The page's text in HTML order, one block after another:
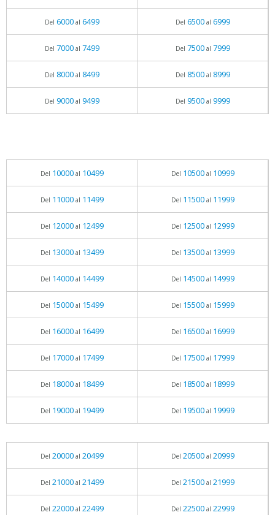
Del 6000al 6499 Del 6500al 6999
Del 7000al 7499 Del 7500al 7999
Del 8000al 8499 Del 8500al 8999
Del 9000al 9499 Del 9500al 9999
Del 10000al 10499 Del 10500al 10999
Del 11000al 11499 Del 11500al 11999
Del 12000al 12499 Del 12500al 12999
Del 13000al 13499 Del 13500al 13999
Del 14000al 14499 Del 14500al 14999
Del 15000al 15499 Del 15500al 15999
Del 16000al 16499 Del 16500al 16999
Del 17000al 17499 Del 17500al 17999
Del 18000al 18499 Del 18500al 18999
Del 19000al 19499 Del 19500al 19999
Del 20000al 20499 Del 20500al 20999
Del 21000al 21499 Del 21500al 21999
Del 22000al 22499 Del 22500al 22999